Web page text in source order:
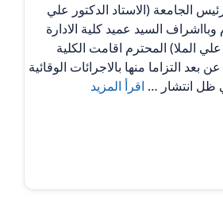
الجامعة (الاستاد الدكتور علي
السيد عميد كلية الادارة
الملا) المحترم اقامت الكلية
التزاما منها بالاجرائات الوقائية
ظل انتشار … اقرأ المزيد